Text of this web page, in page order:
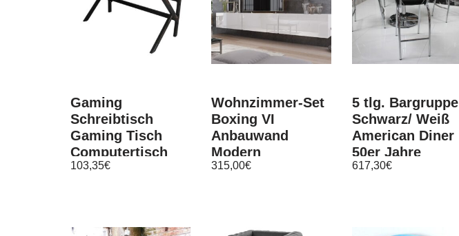
Gaming
Schreibtisch
Gaming Tisch
Computertisch
für Gamer
103,35€
Wohnzimmer-Set
Boxing VI
Anbauwand
Modern
Wohnwand
315,00€
5 tlg. Bargruppe
Schwarz/ Weiß
American Diner
50er Jahre
Barhocker
617,30€